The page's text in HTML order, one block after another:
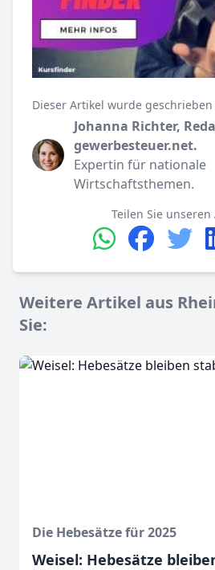
Dieser Artikel wurde geschrieben
Johanna Richter,
gewerbesteuer.net.
Expertin für nationale
Wirtschaftsthemen.
Teilen Sie unseren
Weitere Artikel aus
Sie:
Die Hebesätze für 2025
Weisel: Hebesätze